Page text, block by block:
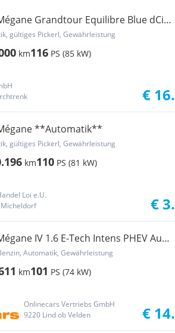
Grandtour Equilibre Blue dCi
gültiges Pickerl, Gewährleistung
km116 PS (85 kW)
€
**Automatik**
gültiges Pickerl, Gewährleistung
km110 PS (81 kW)
Loi e.U.
€
IV 1.6 E-Tech Intens PHEV Aut
Automatik, Gewährleistung
km101 PS (74 kW)
Onlinecars Vertriebs GmbH
9220 Lind ob Velden
€